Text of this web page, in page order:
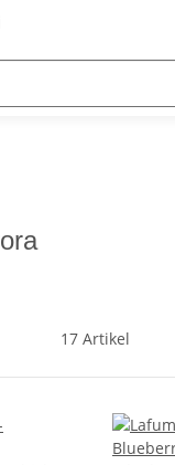
17 Artikel